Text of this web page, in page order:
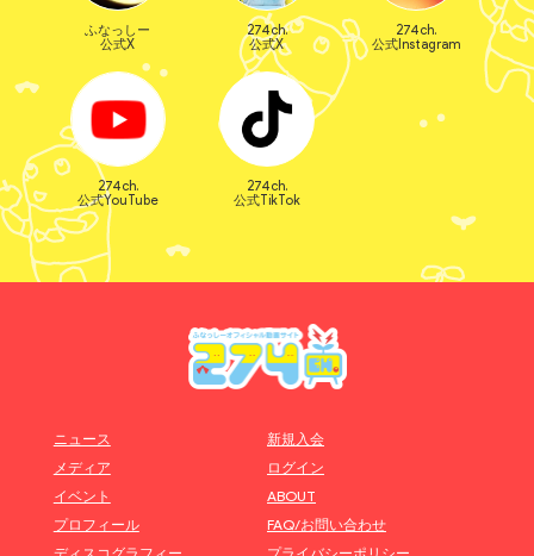
ふなっしー
公式X
274ch.
公式X
274ch.
公式Instagram
274ch.
公式YouTube
274ch.
公式TikTok
ニュース
メディア
イベント
プロフィール
新規入会
ログイン
ABOUT
FAQ/お問い合わせ